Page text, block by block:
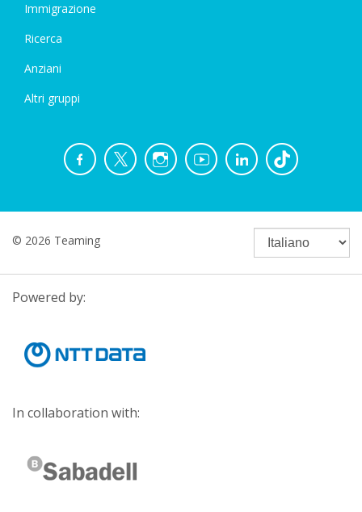
Immigrazione
Ricerca
Anziani
Altri gruppi
© 2026 Teaming
Powered by:
In collaboration with: